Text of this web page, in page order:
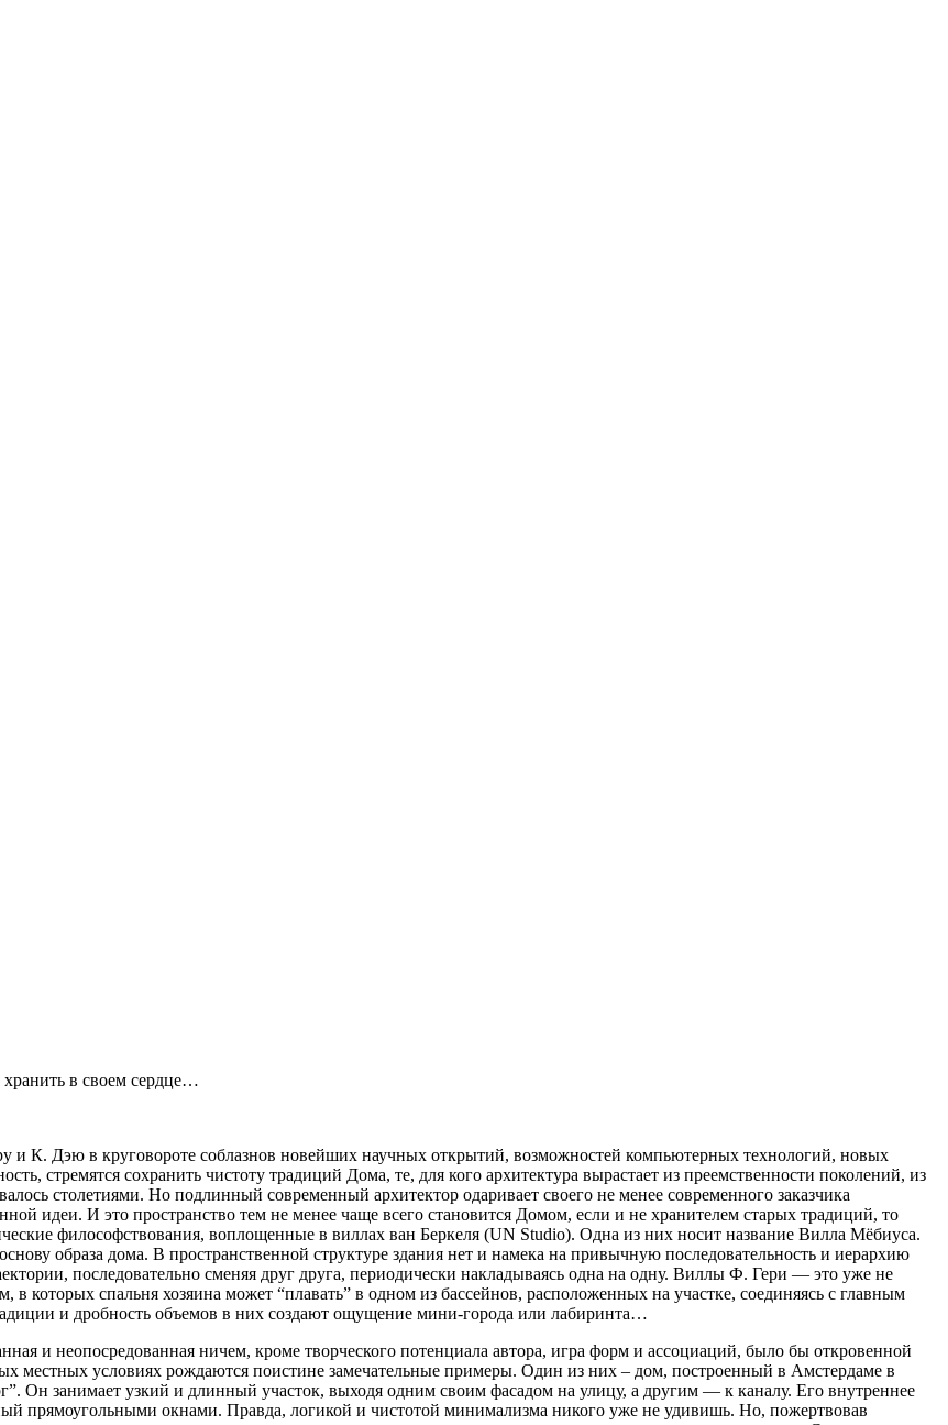
в своем сердце…
и К. Дэю в круговороте соблазнов новейших научных открытий, возможностей компьютерных технологий, новых
стремятся сохранить чистоту традиций Дома, те, для кого архитектура вырастает из преемственности поколений, из
столетиями. Но подлинный современный архитектор одаривает своего не менее современного заказчика
идеи. И это пространство тем не менее чаще всего становится Домом, если и не хранителем старых традиций, то
философствования, воплощенные в виллах ван Беркеля (UN Studio). Одна из них носит название Вилла Мёбиуса.
образа дома. В пространственной структуре здания нет и намека на привычную последовательность и иерархию
последовательно сменяя друг друга, периодически накладываясь одна на одну. Виллы Ф. Гери — это уже не
спальня хозяина может “плавать” в одном из бассейнов, расположенных на участке, соединяясь с главным
и дробность объемов в них создают ощущение мини-города или лабиринта…
и неопосредованная ничем, кроме творческого потенциала автора, игра форм и ассоциаций, было бы откровенной
местных условиях рождаются поистине замечательные примеры. Один из них – дом, построенный в Амстердаме в
Он занимает узкий и длинный участок, выходя одним своим фасадом на улицу, а другим — к каналу. Его внутреннее
прямоугольными окнами. Правда, логикой и чистотой минимализма никого уже не удивишь. Но, пожертвовав